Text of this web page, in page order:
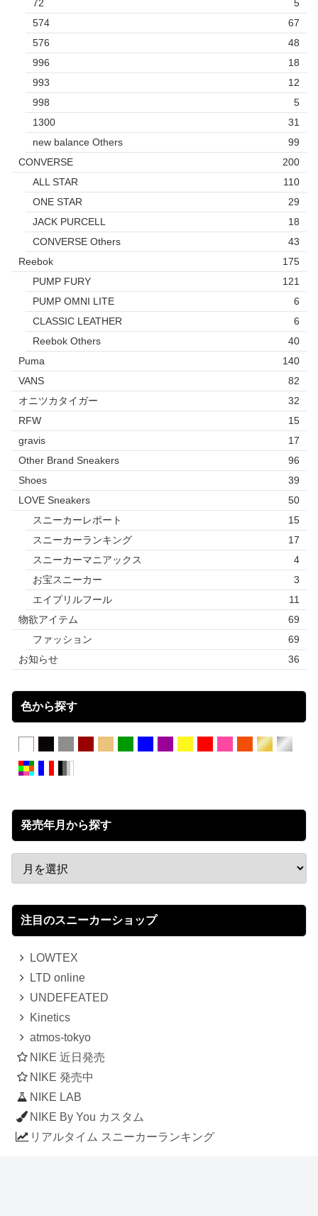
72
5
574
67
576
48
996
18
993
12
998
5
1300
31
new balance Others
99
CONVERSE
200
ALL STAR
110
ONE STAR
29
JACK PURCELL
18
CONVERSE Others
43
Reebok
175
PUMP FURY
121
PUMP OMNI LITE
6
CLASSIC LEATHER
6
Reebok Others
40
Puma
140
VANS
82
オニツカタイガー
32
RFW
15
gravis
17
Other Brand Sneakers
96
Shoes
39
LOVE Sneakers
50
スニーカーレポート
15
スニーカーランキング
17
スニーカーマニアックス
4
お宝スニーカー
3
エイプリルフール
11
物欲アイテム
69
ファッション
69
お知らせ
36
色から探す
発売年月から探す
注目のスニーカーショップ
LOWTEX
LTD online
UNDEFEATED
Kinetics
atmos-tokyo
NIKE 近日発売
NIKE 発売中
NIKE LAB
NIKE By You カスタム
リアルタイム スニーカーランキング